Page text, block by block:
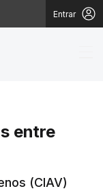
Entrar
entre
(CIAV)